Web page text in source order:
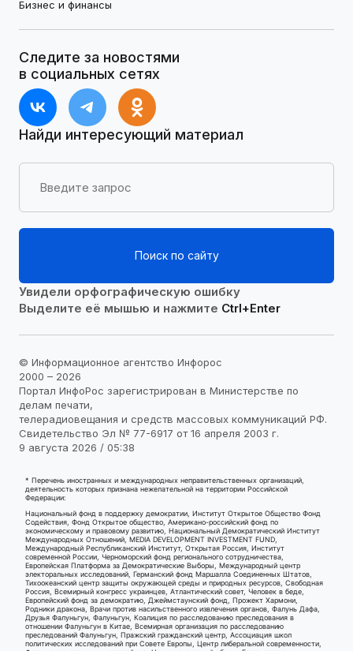
Бизнес и финансы
Следите за новостями
в социальных сетях
Найди интересующий материал
Поиск по сайту
Увидели орфографическую ошибку
Выделите её мышью и нажмите Ctrl+Enter
© Информационное агентство Инфорос
2000 – 2026
Портал ИнфоРос зарегистрирован в Министерстве по
делам печати,
телерадиовещания и средств массовых коммуникаций РФ.
Свидетельство Эл № 77-6917 от 16 апреля 2003 г.
9 августа 2026 / 05:38